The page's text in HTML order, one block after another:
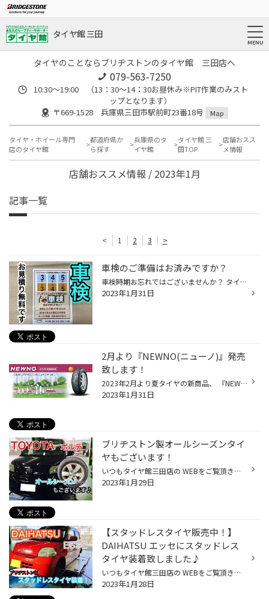
タイヤ館 三田
タイヤのことならブリヂストンのタイヤ館 三田店へ
079-563-7250
10:30～19:00 （13：30～14：30お昼休み※PIT作業のみスト
ップとなります）
〒669-1528 兵庫県三田市駅前町23番18号
Map
タイヤ・ホイール専門
店のタイヤ館
都道府県か
ら探す
兵庫県のタ
イヤ館
タイヤ館 三
田TOP
店舗おスス
メ情報
店舗おススメ情報 / 2023年1月
記事一覧
< 1 2 3 >
車検のご準備はお済みですか？
車検時期お忘れではございませんか？ タイヤ館三田では車検の事前点検&お見積り無料で行っております！ 一ヶ月前から受けれますのでお気軽にご相談ください^_^ 車検についてのご相談は 079-563-7250 タイヤ館三田まで 車検の無料事前点検のご予約はコチラ タイヤ館三田は、 三田市駅前町の 牛丼の松...
2023年1月31日
2月より『NEWNO(ニューノ)』発売
致します！
2023年2月より夏タイヤの新商品、 『NEWNO(ニューノ)』が発売されます！！ NEWNO(ニューノ)は、従来品のネクストリーに比べて ◎ 雨の日の安全性能が進化 設置形状の適正化とシリカ配合ゴムの採用により、 ウェットブレーキ性能が向上→8％短縮 ◎ 高いライフ性能で経済性が向上 ブリヂストンの独⾃技...
2023年1月31日
ブリヂストン製オールシーズンタイ
ヤもございます！
いつもタイヤ館三田店の WEBをご覧頂きありがとうございます♪ 突然の雪にも安心！ ブリヂストンオールシーズンタイヤ マルチウェザー 175/70R14 を装着させて頂きました！ タイヤを車体に取り付けする前に オススメ！ ハブ防錆作業をさせて 頂きました♪ 冬場は特に 滑り止め防止剤等で 錆がついてし...
2023年1月29日
【スタッドレスタイヤ販売中！】
DAIHATSU エッセにスタッドレス
タイヤ装着致しました♪
いつもタイヤ館三田店の WEBをご覧頂きありがとうございます♪ スタッドレスタイヤ新品は 慣らし走行も重要です！！ ブリヂストンスタッドレスタイヤ アイスパートナー2 145/80R12 タイヤを車体に取り付けする前に オススメ！ ハブ防錆作業をさせて 頂きました♪ 冬場は特に 滑り止め防止剤等で 錆が...
2023年1月28日